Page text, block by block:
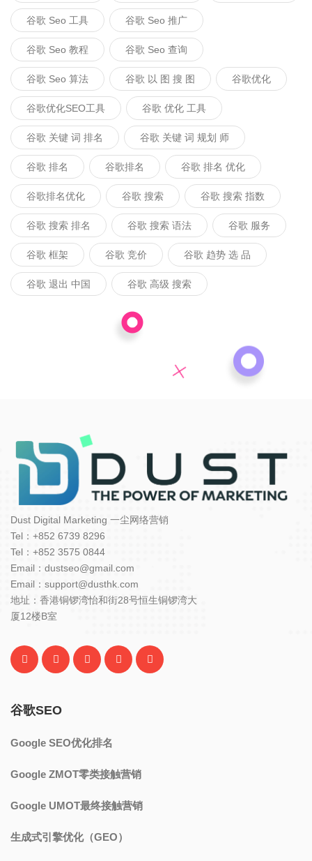
谷歌 Seo 工具 谷歌 Seo 推广
谷歌 Seo 教程 谷歌 Seo 查询
谷歌 Seo 算法 谷歌 以 图 搜 图 谷歌优化
谷歌优化SEO工具 谷歌 优化 工具
谷歌 关键 词 排名 谷歌 关键 词 规划 师
谷歌 排名 谷歌排名 谷歌 排名 优化
谷歌排名优化 谷歌 搜索 谷歌 搜索 指数
谷歌 搜索 排名 谷歌 搜索 语法 谷歌 服务
谷歌 框架 谷歌 竞价 谷歌 趋势 选 品
谷歌 退出 中国 谷歌 高级 搜索
Dust Digital Marketing 一尘网络营销
Tel：+852 6739 8296
Tel：+852 3575 0844
Email：dustseo@gmail.com
Email：support@dusthk.com
地址：香港铜锣湾怡和街28号恒生铜锣湾大
厦12楼B室
谷歌SEO
Google SEO优化排名
Google ZMOT零类接触营销
Google UMOT最终接触营销
生成式引擎优化（GEO）